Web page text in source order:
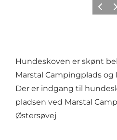
Forrige
Hundeskoven er skønt
Marstal Campingplads og
Der er indgang til
pladsen ved Marstal
Østersøvej